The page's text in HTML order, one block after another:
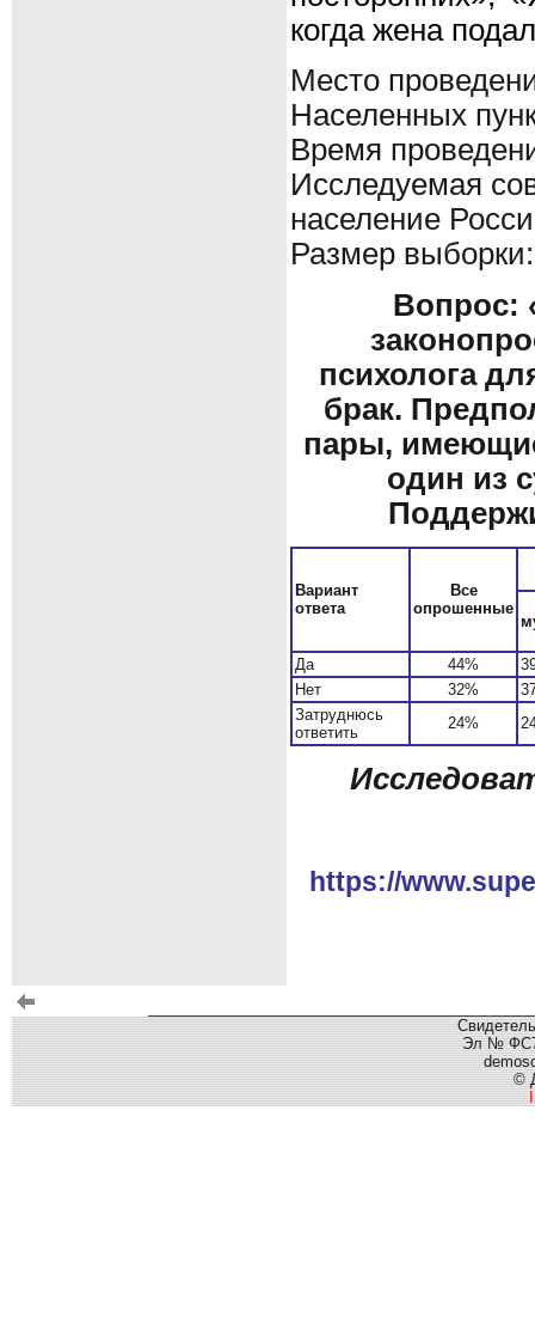
когда жена
Место
Населенных
Время
Исследуемая
население
Размер
Вопрос:
психолога
брак.
пары,
один из
Вариант
ответа
Все
опрошенные
Да 44%
Нет
32%
Затруднюсь
ответить
24%
https://
Эл №
©